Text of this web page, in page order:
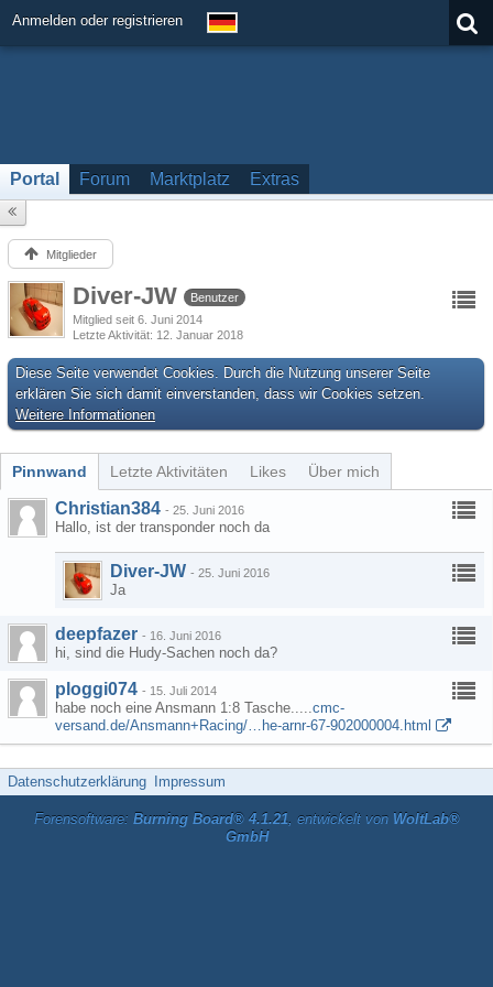
Anmelden oder registrieren
Portal Forum Marktplatz Extras
Mitglieder
Diver-JW
Benutzer
Mitglied seit 6. Juni 2014
Letzte Aktivität 12. Januar 2018
Diese Seite verwendet Cookies. Durch die Nutzung unserer Seite
erklären Sie sich damit einverstanden, dass wir Cookies setzen.
Weitere Informationen
Pinnwand Letzte Aktivitäten Likes Über mich
Christian384 - 25. Juni 2016
Hallo, ist der transponder noch da
Diver-JW - 25. Juni 2016
Ja
deepfazer - 16. Juni 2016
hi, sind die Hudy-Sachen noch da?
ploggi074 - 15. Juli 2014
habe noch eine Ansmann 1:8 Tasche.....cmc-
versand.de/Ansmann+Racing/…he-arnr-67-902000004.html
Datenschutzerklärung Impressum
Forensoftware: Burning Board® 4.1.21, entwickelt von WoltLab®
GmbH